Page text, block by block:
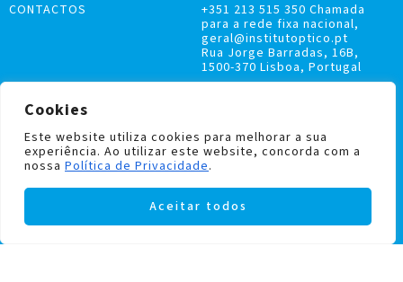
Cookies
Este website utiliza cookies para melhorar a sua
experiência. Ao utilizar este website, concorda com a
nossa Política de Privacidade.
Aceitar todos
LIVRO DE RECLAMAÇÕES
POLÍTICA DE PRIVACIDADE E COOKIES
CONTACTOS
+351 213 515 350 Chamada
para a rede fixa nacional,
geral@institutoptico.pt
Rua Jorge Barradas, 16B,
1500-370 Lisboa, Portugal